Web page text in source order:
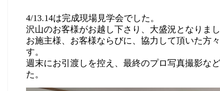
4/13.14は完成現場見学会でした。
沢山のお客様がお越し下さり、大盛況となりま
お施主様、お客様ならびに、協力して頂いた方
す。
週末にお引渡しを控え、最終のプロ写真撮影な
た。